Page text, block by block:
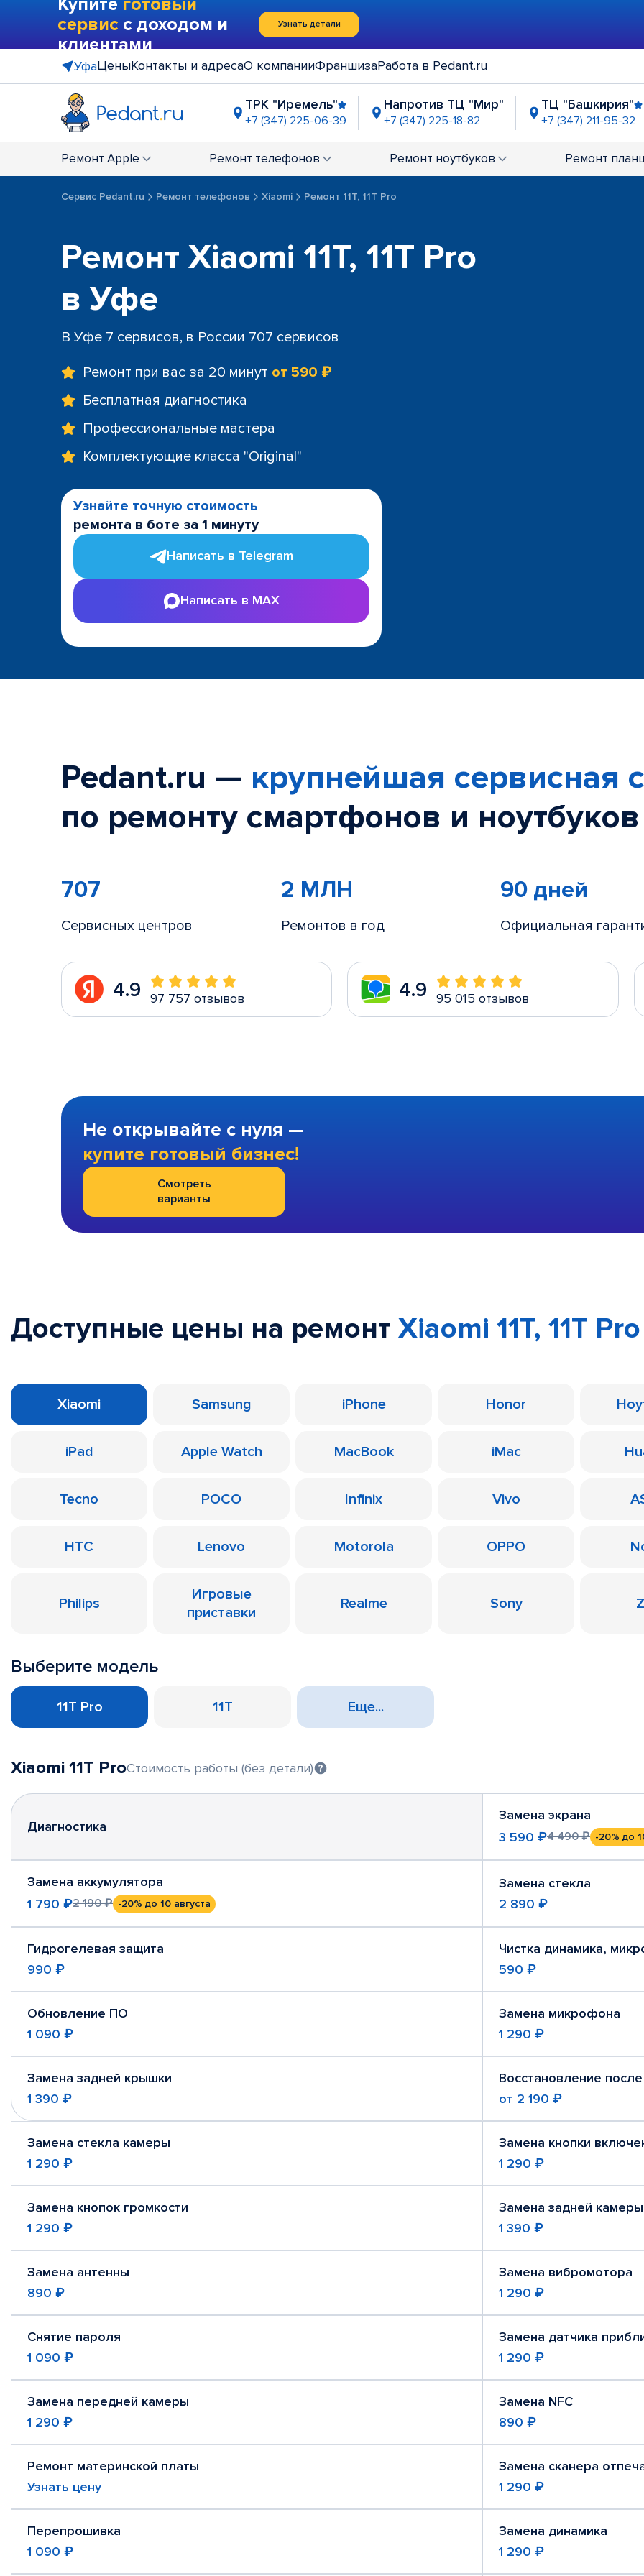
Купите готовый
сервис с доходом и
клиентами
Узнать детали
УфаЦеныКонтакты и адресаО компанииФраншизаРабота в Pedant.ru
ТРК "Иремель"
+7 (347) 225-06-39
Напротив ТЦ "Мир"
+7 (347) 225-18-82
ТЦ "Башкирия"
+7 (347) 211-95-32
+7 (347) 225-01-95 +7 (347) 225-03-32 +7 (347)
Ремонт Apple Ремонт телефонов Ремонт ноутбуков Ремонт
Сервис Pedant.ru Ремонт телефонов Xiaomi Ремонт 11T, 11T Pro
Ремонт Xiaomi 11T, 11T Pro
в Уфе
В Уфе 7 сервисов, в России 707 сервисов
Ремонт при вас за 20 минут от 590 ₽
Бесплатная диагностика
Профессиональные мастера
Комплектующие класса "Original"
Узнайте точную стоимость
ремонта в боте за 1 минуту
Написать в Telegram
Написать в MAX
Pedant.ru — крупнейшая сервисная
по ремонту смартфонов и
707
Сервисных центров
2 МЛН
Ремонтов в год
90 дней
Официальная
4.9 97 757 отзывов 4.9 95 015 отзывов
Не открывайте с нуля —
купите готовый бизнес!
Смотреть
варианты
Доступные цены на ремонт Xiaomi 11T, 11T Pro
Xiaomi Samsung iPhone Honor
iPad Apple Watch MacBook iMac
Tecno POCO Infinix Vivo
HTC Lenovo Motorola OPPO
Philips
Игровые
приставки
Realme Sony
Выберите модель
11T Pro 11T Еще...
Xiaomi 11T ProСтоимость работы (без детали)
Диагностика
Замена экрана
3 590 ₽4 490 ₽ -20% до
Замена аккумулятора
1 790 ₽2 190 ₽ -20% до 10 августа
Замена стекла
2 890 ₽
Гидрогелевая защита
990 ₽
Чистка динамика,
590 ₽
Обновление ПО
1 090 ₽
Замена микрофона
1 290 ₽
Замена задней крышки
1 390 ₽
Восстановление
от 2 190 ₽
Замена стекла камеры
1 290 ₽
Замена кнопки
1 290 ₽
Замена кнопок громкости
1 290 ₽
Замена задней камеры
1 390 ₽
Замена антенны
890 ₽
Замена вибромотора
1 290 ₽
Снятие пароля
1 090 ₽
Замена датчика
1 290 ₽
Замена передней камеры
1 290 ₽
Замена NFC
890 ₽
Ремонт материнской платы
Узнать цену
Замена сканера
1 290 ₽
Перепрошивка
1 090 ₽
Замена динамика
1 290 ₽